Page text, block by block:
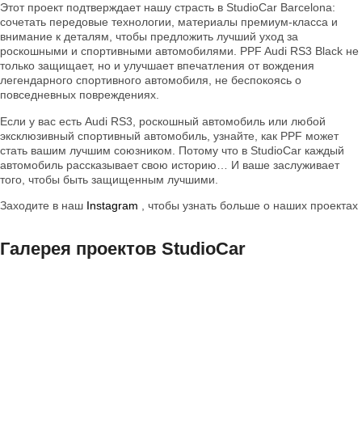
Этот проект подтверждает нашу страсть в StudioCar Barcelona:
сочетать передовые технологии, материалы премиум-класса и
внимание к деталям, чтобы предложить лучший уход за
роскошными и спортивными автомобилями. PPF Audi RS3 Black не
только защищает, но и улучшает впечатления от вождения
легендарного спортивного автомобиля, не беспокоясь о
повседневных повреждениях.
Если у вас есть Audi RS3, роскошный автомобиль или любой
эксклюзивный спортивный автомобиль, узнайте, как PPF может
стать вашим лучшим союзником. Потому что в StudioCar каждый
автомобиль рассказывает свою историю… И ваше заслуживает
того, чтобы быть защищенным лучшими.
Заходите в наш Instagram , чтобы узнать больше о наших проектах
Галерея проектов StudioCar